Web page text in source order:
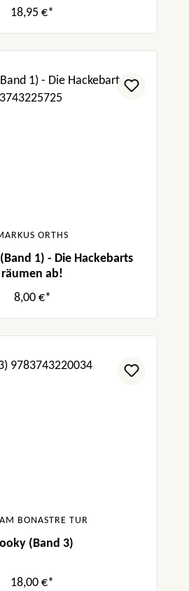
18,95 €*
ORTHS
1) - Die Hackebarts
räumen ab!
8,00 €*
BONASTRE TUR
(Band 3)
18,00 €*